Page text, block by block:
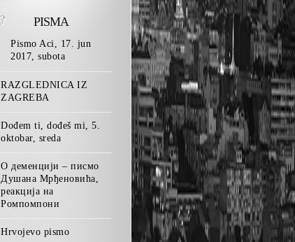
PISMA
Pismo Aci, 17. jun
2017, subota
RAZGLEDNICA IZ
ZAGREBA
Dođem ti, dođeš mi, 5.
oktobar, sreda
О деменцији – писмо
Душана Мрђеновића,
реакција на
Ромпомпони
Hrvojevo pismo